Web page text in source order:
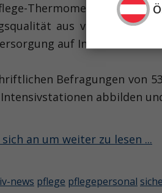
Thermometer) durch.
aus
auf
Befragungen von
abbilden
sich an um weiter zu lesen ...
news pflege pflegepersonal